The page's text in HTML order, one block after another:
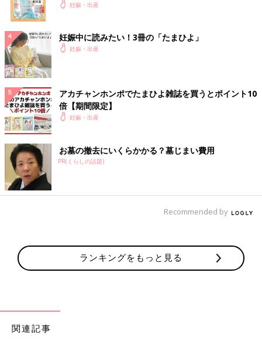
今年の春にたまひよさんの連載を卒業させていただいたのです
が、
年齢面やコロナ禍など、ひなの時とは色々なことが変わってしま
って
[ひよこエッグ]
育児漫画をSNSで公開中。
妊娠・出産
妊娠中に読みたい！3冊の「たまひよ」
妊娠・出産
アカチャンホンポでたまひよ雑誌を買うとポイント10
倍【期間限定】
妊娠・出産
お墓の撤去にいくらかかる？墓じまい費用
PR(くらしの話題)
Recommended by
ランキングをもっと見る
関連記事